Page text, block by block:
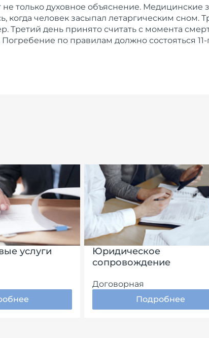
только духовное объяснение.
человек засыпал летаргическим сном.
Третий день принято считать с момента
по правилам должно состояться 11-
услуги
Юридическое
сопровождение
Договорная
Подробнее